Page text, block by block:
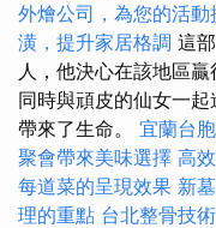
外燴公司，為您的活
潢，提升家居格調 這
人，他決心在該地區
同時與頑皮的仙女一
帶來了生命。 宜蘭台
聚會帶來美味選擇 高
每道菜的呈現效果 新
理的重點 台北整骨技術